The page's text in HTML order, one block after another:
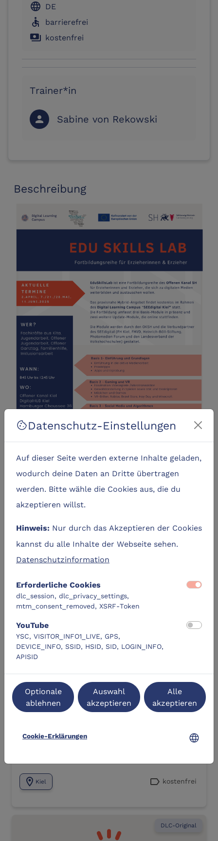
cookieDatenschutz-Einstellungen
Auf dieser Seite werden externe Inhalte geladen,
wodurch deine Daten an Dritte übertragen
werden. Bitte wähle die Cookies aus, die du
akzeptieren willst.
Hinweis: Nur durch das Akzeptieren der Cookies
kannst du alle Inhalte der Webseite sehen.
Datenschutzinformation
Erforderliche Cookies
dlc_session, dlc_privacy_settings,
mtm_consent_removed, XSRF-Token
YouTube
YSC, VISITOR_INFO1_LIVE, GPS,
DEVICE_INFO, SSID, HSID, SID, LOGIN_INFO,
APISID
Optionale
ablehnen
Auswahl
akzeptieren
Alle
akzeptieren
Cookie-Erklärungen language
Beschreibung
Termine
event_busy Zurzeit keine Termine verfügbar.
language DE
accessible barrierefrei
payments kostenfrei
Trainer*in
person Sabine von Rekowski
Edu Skills Lab Mini mit dem RBZ
Königsweg
location_city mediaHub Kiel
location_on Kiel label kostenfrei
DLC-Original